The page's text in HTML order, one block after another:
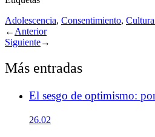
Adolescencia, Consentimiento,
← Anterior
Siguiente→
Más entradas
El sesgo de optimismo:
26.02